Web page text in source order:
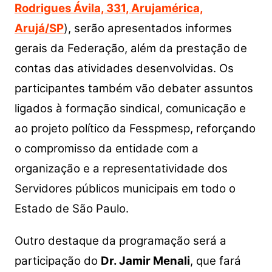
Rodrigues Ávila, 331, Arujamérica,
Arujá/SP), serão apresentados informes
gerais da Federação, além da prestação de
contas das atividades desenvolvidas. Os
participantes também vão debater assuntos
ligados à formação sindical, comunicação e
ao projeto político da Fesspmesp, reforçando
o compromisso da entidade com a
organização e a representatividade dos
Servidores públicos municipais em todo o
Estado de São Paulo.
Outro destaque da programação será a
participação do Dr. Jamir Menali, que fará